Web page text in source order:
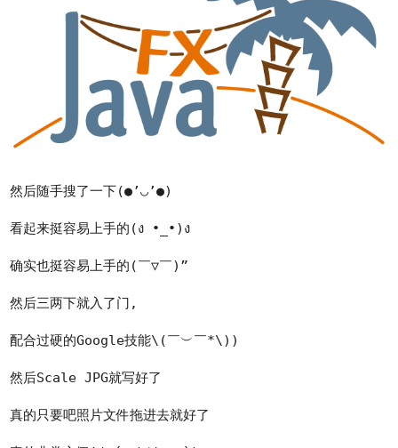
然后随手搜了一下(●’◡’●)
看起来挺容易上手的(ง •_•)ง
确实也挺容易上手的(￣▽￣)”
然后三两下就入了门,
配合过硬的Google技能\(￣︶￣*\))
然后Scale JPG就写好了
真的只要吧照片文件拖进去就好了